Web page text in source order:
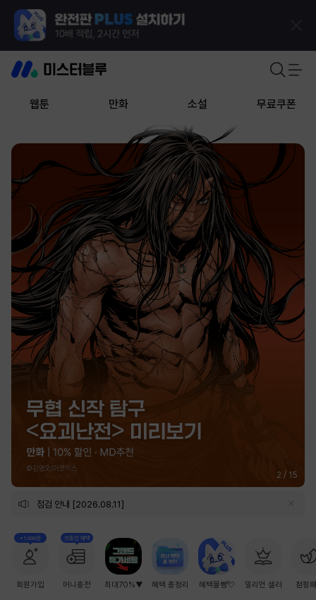
웹툰 만화 소설 무료쿠폰
2 / 15
점검 안내 [2026.08.11]
+1,000원
회원가입
첫충전 혜택
머니충전 최대70%▼ 혜택 총정리 혜택몰빵💘 밀리언 셀러 점핑